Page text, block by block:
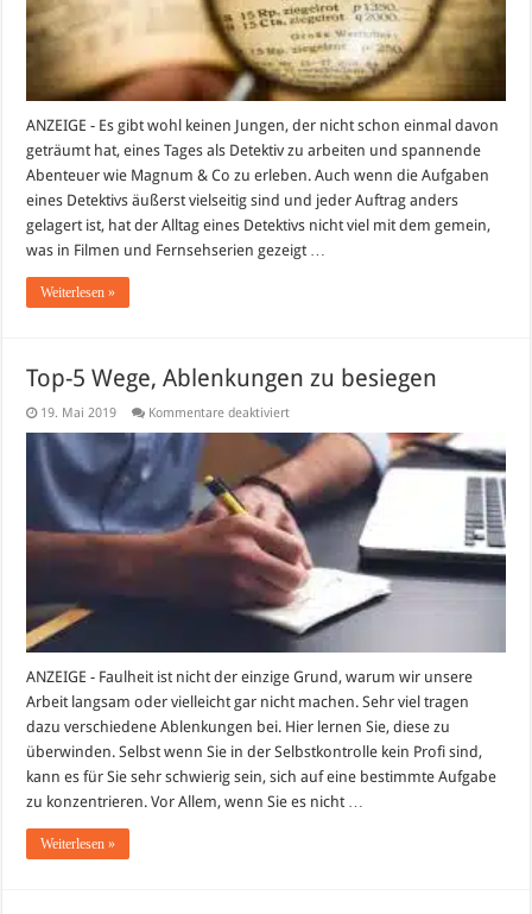
ANZEIGE - Es gibt wohl keinen Jungen, der nicht schon einmal davon
geträumt hat, eines Tages als Detektiv zu arbeiten und spannende
Abenteuer wie Magnum & Co zu erleben. Auch wenn die Aufgaben
eines Detektivs äußerst vielseitig sind und jeder Auftrag anders
gelagert ist, hat der Alltag eines Detektivs nicht viel mit dem gemein,
was in Filmen und Fernsehserien gezeigt …
Weiterlesen »
Top-5 Wege, Ablenkungen zu besiegen
19. Mai 2019 Kommentare deaktiviertfür
Wege,
Ablenkungen
zu
besiegen
ANZEIGE - Faulheit ist nicht der einzige Grund, warum wir unsere
Arbeit langsam oder vielleicht gar nicht machen. Sehr viel tragen
dazu verschiedene Ablenkungen bei. Hier lernen Sie, diese zu
überwinden. Selbst wenn Sie in der Selbstkontrolle kein Profi sind,
kann es für Sie sehr schwierig sein, sich auf eine bestimmte Aufgabe
zu konzentrieren. Vor Allem, wenn Sie es nicht …
Weiterlesen »